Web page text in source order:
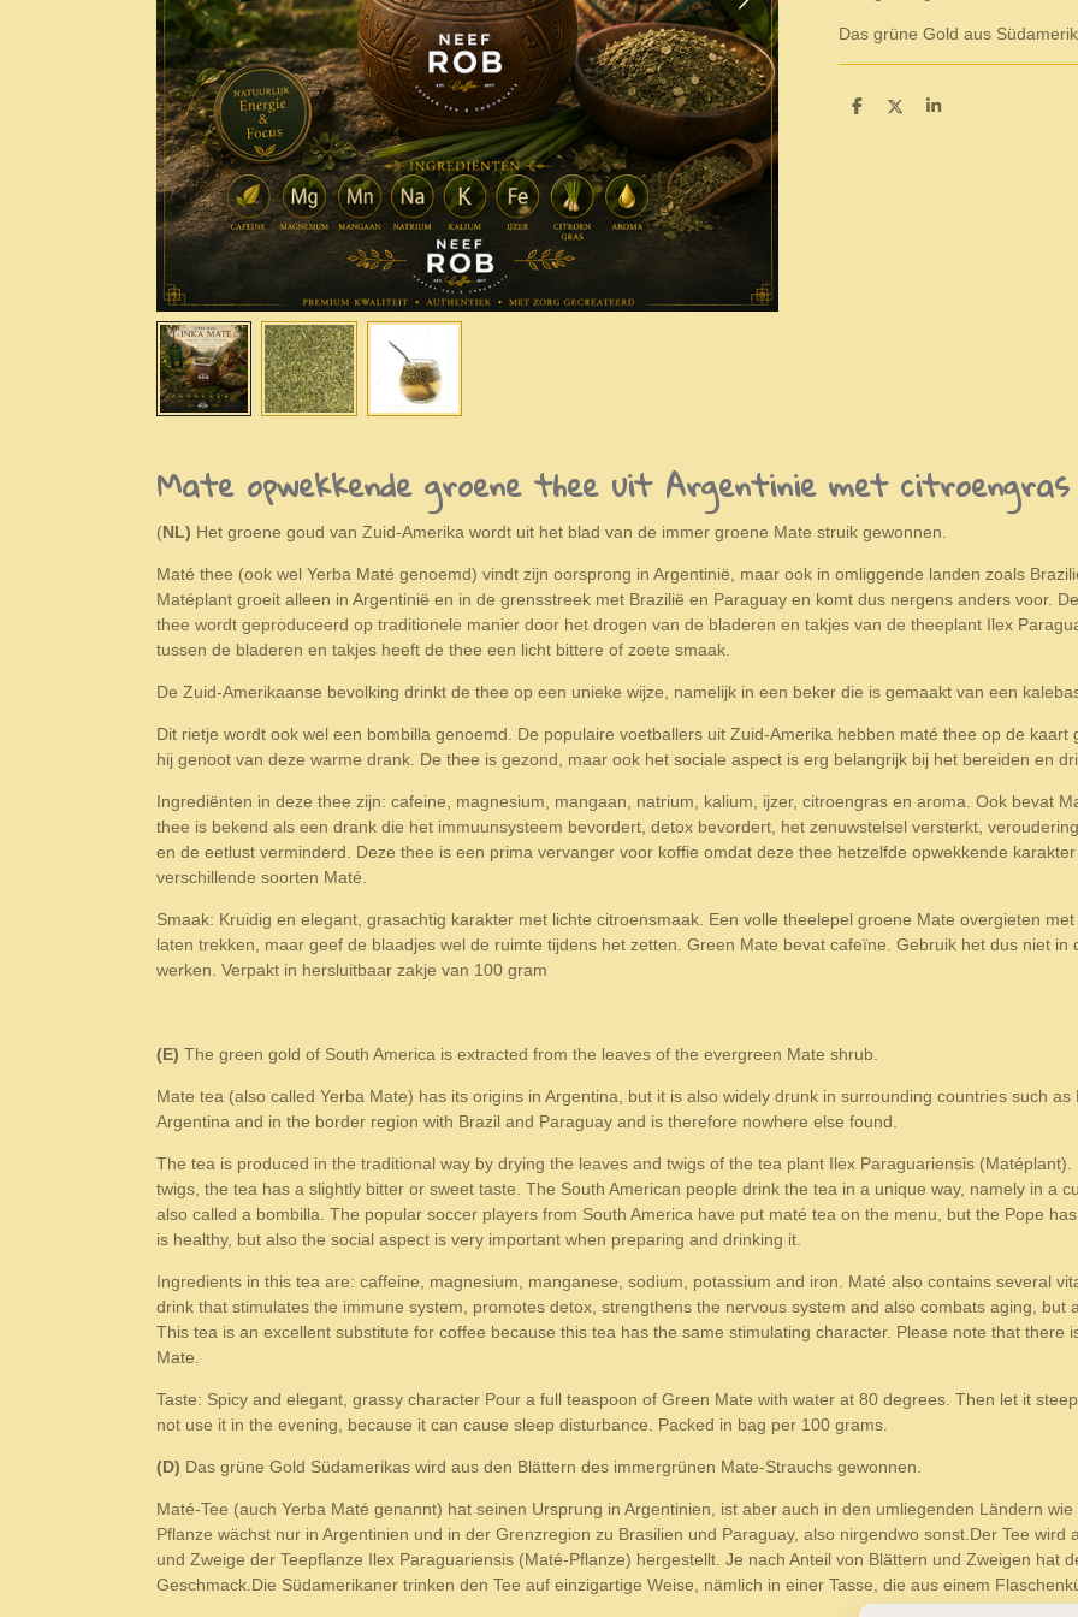
Das grüne Gold aus
S
S
S
Mate opwekkende groene thee uit Argentinie met citroengras
(NL) Het groene goud van Zuid-Amerika wordt uit het blad van de immer groene Mate struik gewonnen.
Maté thee (ook wel Yerba Maté genoemd) vindt zijn oorsprong in Argentinië, maar ook in omliggende landen zoals
Matéplant groeit alleen in Argentinië en in de grensstreek met Brazilië en Paraguay en komt dus nergens anders voor.
thee wordt geproduceerd op traditionele manier door het drogen van de bladeren en takjes van de theeplant Ilex
tussen de bladeren en takjes heeft de thee een licht bittere of zoete smaak.
De Zuid-Amerikaanse bevolking drinkt de thee op een unieke wijze, namelijk in een beker die is gemaakt van een
Dit rietje wordt ook wel een bombilla genoemd. De populaire voetballers uit Zuid-Amerika hebben maté thee op de
hij genoot van deze warme drank. De thee is gezond, maar ook het sociale aspect is erg belangrijk bij het bereiden en
Ingrediënten in deze thee zijn: cafeine, magnesium, mangaan, natrium, kalium, ijzer, citroengras en aroma. Ook bevat
thee is bekend als een drank die het immuunsysteem bevordert, detox bevordert, het zenuwstelsel versterkt,
en de eetlust verminderd. Deze thee is een prima vervanger voor koffie omdat deze thee hetzelfde opwekkende
verschillende soorten Maté.
Smaak: Kruidig en elegant, grasachtig karakter met lichte citroensmaak. Een volle theelepel groene Mate overgieten
laten trekken, maar geef de blaadjes wel de ruimte tijdens het zetten. Green Mate bevat cafeïne. Gebruik het dus niet
werken. Verpakt in hersluitbaar zakje van 100 gram
(E) The green gold of South America is extracted from the leaves of the evergreen Mate shrub.
Mate tea (also called Yerba Mate) has its origins in Argentina, but it is also widely drunk in surrounding countries such
Argentina and in the border region with Brazil and Paraguay and is therefore nowhere else found.
The tea is produced in the traditional way by drying the leaves and twigs of the tea plant Ilex Paraguariensis
twigs, the tea has a slightly bitter or sweet taste. The South American people drink the tea in a unique way, namely in a
also called a bombilla. The popular soccer players from South America have put maté tea on the menu, but the Pope
is healthy, but also the social aspect is very important when preparing and drinking it.
Ingredients in this tea are: caffeine, magnesium, manganese, sodium, potassium and iron. Maté also contains several
drink that stimulates the immune system, promotes detox, strengthens the nervous system and also combats aging, but
This tea is an excellent substitute for coffee because this tea has the same stimulating character. Please note that there
Mate.
Taste: Spicy and elegant, grassy character Pour a full teaspoon of Green Mate with water at 80 degrees. Then let it
not use it in the evening, because it can cause sleep disturbance. Packed in bag per 100 grams.
(D) Das grüne Gold Südamerikas wird aus den Blättern des immergrünen Mate-Strauchs gewonnen.
Maté-Tee (auch Yerba Maté genannt) hat seinen Ursprung in Argentinien, ist aber auch in den umliegenden Ländern
Pflanze wächst nur in Argentinien und in der Grenzregion zu Brasilien und Paraguay, also nirgendwo sonst.Der Tee
und Zweige der Teepflanze Ilex Paraguariensis (Maté-Pflanze) hergestellt. Je nach Anteil von Blättern und Zweigen hat
Geschmack.Die Südamerikaner trinken den Tee auf einzigartige Weise, nämlich in einer Tasse, die aus einem